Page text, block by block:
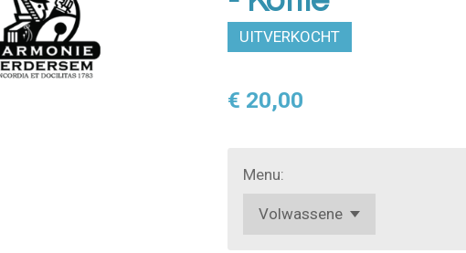
UITVERKOCHT
€ 20,00
Menu: